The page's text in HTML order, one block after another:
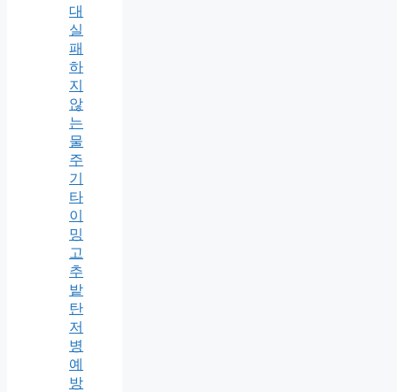
대
실
패
하
지
않
는
물
주
기
타
이
밍
고
추
밭
탄
저
병
예
방